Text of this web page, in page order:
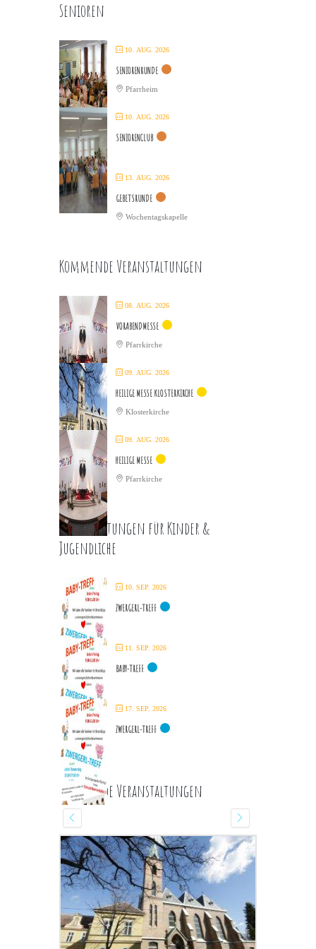
Senioren
10. AUG. 2026
SENIORENRUNDE
Pfarrheim
10. AUG. 2026
SENIORENCLUB
13. AUG. 2026
GEBETSRUNDE
Wochentagskapelle
Kommende Veranstaltungen
08. AUG. 2026
VORABENDMESSE
Pfarrkirche
09. AUG. 2026
HEILIGE MESSE KLOSTERKIRCHE
Klosterkirche
09. AUG. 2026
HEILIGE MESSE
Pfarrkirche
Veranstaltungen für Kinder &
Jugendliche
10. SEP. 2026
ZWERGERL-TREFF
11. SEP. 2026
BABY-TREFF
17. SEP. 2026
ZWERGERL-TREFF
Kommende Veranstaltungen